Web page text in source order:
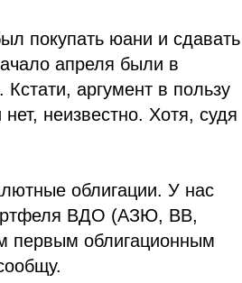
покупать юани и сдавать
апреля были в
аргумент в пользу
неизвестно. Хотя, судя
облигации. У нас
ВДО (АЗЮ, BB,
первым облигационным